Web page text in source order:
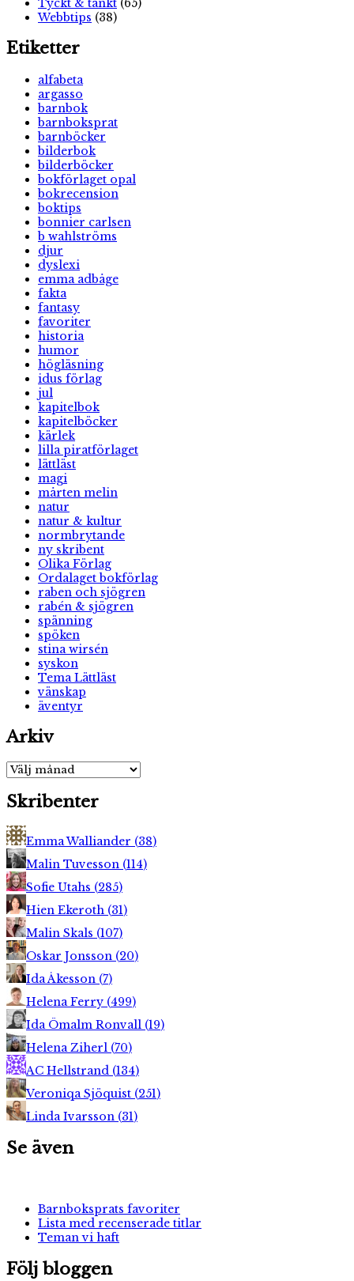
Tyckt & tänkt (65)
Webbtips (38)
Etiketter
alfabeta
argasso
barnbok
barnboksprat
barnböcker
bilderbok
bilderböcker
bokförlaget opal
bokrecension
boktips
bonnier carlsen
b wahlströms
djur
dyslexi
emma adbåge
fakta
fantasy
favoriter
historia
humor
högläsning
idus förlag
jul
kapitelbok
kapitelböcker
kärlek
lilla piratförlaget
lättläst
magi
mårten melin
natur
natur & kultur
normbrytande
ny skribent
Olika Förlag
Ordalaget bokförlag
raben och sjögren
rabén & sjögren
spänning
spöken
stina wirsén
syskon
Tema Lättläst
vänskap
äventyr
Arkiv
Arkiv
Skribenter
Emma Walliander (38)
Malin Tuvesson (114)
Sofie Utahs (285)
Hien Ekeroth (31)
Malin Skals (107)
Oskar Jonsson (20)
Ida Åkesson (7)
Helena Ferry (499)
Ida Ömalm Ronvall (19)
Helena Ziherl (70)
AC Hellstrand (134)
Veroniqa Sjöquist (251)
Linda Ivarsson (31)
Se även
Barnboksprats favoriter
Lista med recenserade titlar
Teman vi haft
Följ bloggen